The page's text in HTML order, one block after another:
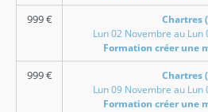
999€
Chartres
Lun 02 Novembre au
Formation créer une
999€
Chartres
Lun 09 Novembre au
Formation créer une